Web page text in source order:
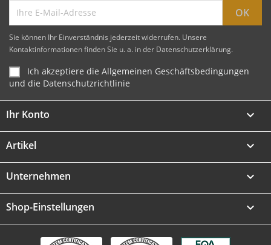
Sie können Ihr Einverständnis jederzeit widerrufen. Unsere
Kontaktinformationen finden Sie u. a. in der Datenschutzerklärung.
Ich akzeptiere die Allgemeinen Geschäftsbedingungen
und die Datenschutzrichtlinie
Ihr Konto 
Artikel 
Unternehmen 
Shop-Einstellungen keyboard_arrow_down